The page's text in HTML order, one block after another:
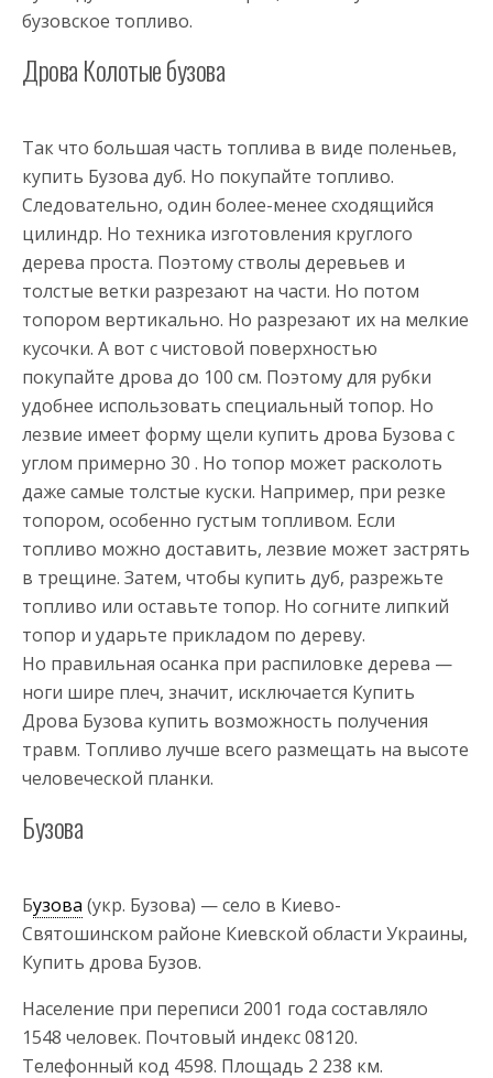
бузовское топливо.
Дрова Колотые бузова
Так что большая часть топлива в виде поленьев,
купить Бузова дуб. Но покупайте топливо.
Следовательно, один более-менее сходящийся
цилиндр. Но техника изготовления круглого
дерева проста. Поэтому стволы деревьев и
толстые ветки разрезают на части. Но потом
топором вертикально. Но разрезают их на мелкие
кусочки. А вот с чистовой поверхностью
покупайте дрова до 100 см. Поэтому для рубки
удобнее использовать специальный топор. Но
лезвие имеет форму щели купить дрова Бузова с
углом примерно 30 . Но топор может расколоть
даже самые толстые куски. Например, при резке
топором, особенно густым топливом. Если
топливо можно доставить, лезвие может застрять
в трещине. Затем, чтобы купить дуб, разрежьте
топливо или оставьте топор. Но согните липкий
топор и ударьте прикладом по дереву.
Но правильная осанка при распиловке дерева —
ноги шире плеч, значит, исключается Купить
Дрова Бузова купить возможность получения
травм. Топливо лучше всего размещать на высоте
человеческой планки.
Бузова
Бузова (укр. Бузова) — село в Киево-
Святошинском районе Киевской области Украины,
Купить дрова Бузов.
Население при переписи 2001 года составляло
1548 человек. Почтовый индекс 08120.
Телефонный код 4598. Площадь 2 238 км.